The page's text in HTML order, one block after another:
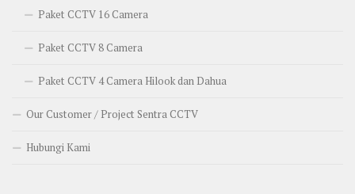
Paket CCTV 16 Camera
Paket CCTV 8 Camera
Paket CCTV 4 Camera Hilook dan Dahua
Our Customer / Project Sentra CCTV
Hubungi Kami